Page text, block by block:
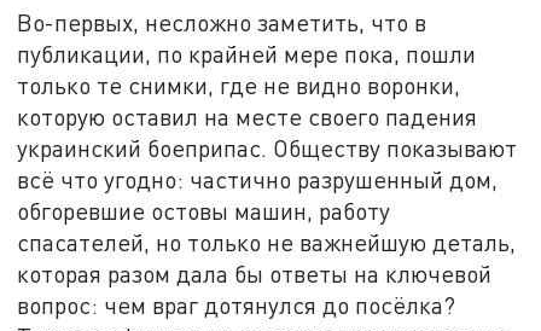
Во-первых, несложно заметить, что в
публикации, по крайней мере пока, пошли
только те снимки, где не видно воронки,
которую оставил на месте своего падения
украинский боеприпас. Обществу показывают
всё что угодно: частично разрушенный дом,
обгоревшие остовы машин, работу
спасателей, но только не важнейшую деталь,
которая разом дала бы ответы на ключевой
вопрос: чем враг дотянулся до посёлка?